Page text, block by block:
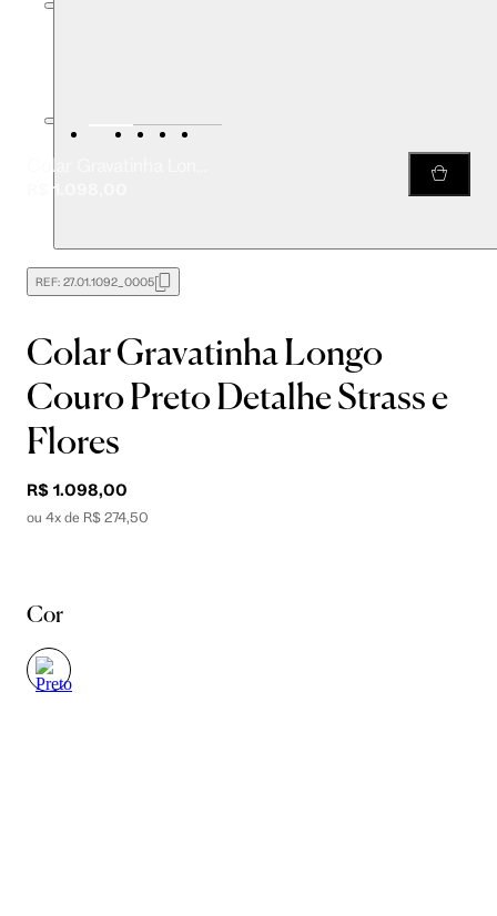
R$ 1.098,00
REF: 27.01.1092_0005
Colar Gravatinha Longo
Couro Preto Detalhe Strass e
Flores
R$ 1.098,00
ou 4x de R$ 274,50
Cor